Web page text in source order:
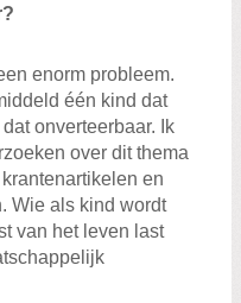
enorm probleem.
één kind dat
onverteerbaar. Ik
over dit thema
en
Wie als kind wordt
van het leven last